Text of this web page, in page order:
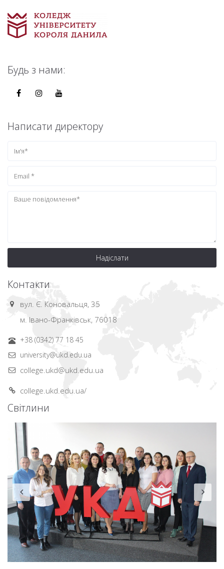
Будь з нами:
Написати директору
Надіслати
Контакти
вул. Є. Коновальця, 35
м. Івано-Франківськ, 76018
+38 (0342) 77 18 45
university@ukd.edu.ua
college.ukd@ukd.edu.ua
college.ukd.edu.ua/
Світлини